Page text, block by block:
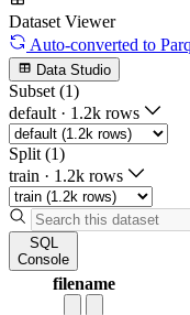
Dataset Viewer
Auto-converted to
Data Studio
Subset (1)
default · 1.2k rows
Split (1)
train · 1.2k rows
SQL
Console
filename